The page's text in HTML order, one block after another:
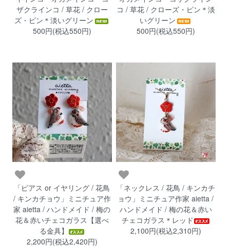
ザクラインコ / 草花 / クロー
ズ・ピン＊淡いグリーン
500円(税込550円)
コ / 草花 / クローズ・ピン＊淡
いグリーン
500円(税込550円)
「ピアス or イヤリング / 花鳥
/ キンカチョウ」ミニチュア作
家 aietta / ハンドメイド / 梅の
花＆赤いチェコガラス【選べ
る金具】
2,200円(税込2,420円)
「ネックレス / 花鳥 / キンカチ
ョウ」ミニチュア作家 aietta /
ハンドメイド / 梅の花＆赤い
チェコガラス＊レッド
2,100円(税込2,310円)